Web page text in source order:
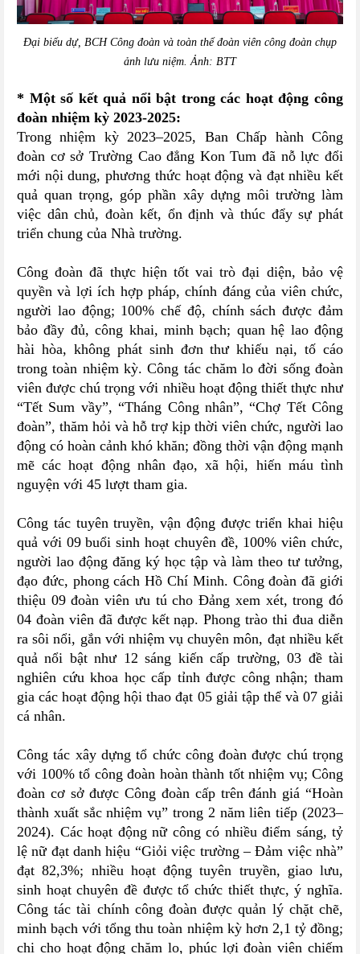
Đại biểu dự, BCH Công đoàn và toàn thể đoàn viên công đoàn chụp
ảnh lưu niệm. Ảnh: BTT
* Một số kết quả nổi bật trong các hoạt động công
đoàn nhiệm kỳ 2023-2025:
Trong nhiệm kỳ 2023–2025, Ban Chấp hành Công
đoàn cơ sở Trường Cao đẳng Kon Tum đã nỗ lực đổi
mới nội dung, phương thức hoạt động và đạt nhiều kết
quả quan trọng, góp phần xây dựng môi trường làm
việc dân chủ, đoàn kết, ổn định và thúc đẩy sự phát
triển chung của Nhà trường.
Công đoàn đã thực hiện tốt vai trò đại diện, bảo vệ
quyền và lợi ích hợp pháp, chính đáng của viên chức,
người lao động; 100% chế độ, chính sách được đảm
bảo đầy đủ, công khai, minh bạch; quan hệ lao động
hài hòa, không phát sinh đơn thư khiếu nại, tố cáo
trong toàn nhiệm kỳ. Công tác chăm lo đời sống đoàn
viên được chú trọng với nhiều hoạt động thiết thực như
“Tết Sum vầy”, “Tháng Công nhân”, “Chợ Tết Công
đoàn”, thăm hỏi và hỗ trợ kịp thời viên chức, người lao
động có hoàn cảnh khó khăn; đồng thời vận động mạnh
mẽ các hoạt động nhân đạo, xã hội, hiến máu tình
nguyện với 45 lượt tham gia.
Công tác tuyên truyền, vận động được triển khai hiệu
quả với 09 buổi sinh hoạt chuyên đề, 100% viên chức,
người lao động đăng ký học tập và làm theo tư tưởng,
đạo đức, phong cách Hồ Chí Minh. Công đoàn đã giới
thiệu 09 đoàn viên ưu tú cho Đảng xem xét, trong đó
04 đoàn viên đã được kết nạp. Phong trào thi đua diễn
ra sôi nổi, gắn với nhiệm vụ chuyên môn, đạt nhiều kết
quả nổi bật như 12 sáng kiến cấp trường, 03 đề tài
nghiên cứu khoa học cấp tỉnh được công nhận; tham
gia các hoạt động hội thao đạt 05 giải tập thể và 07 giải
cá nhân.
Công tác xây dựng tổ chức công đoàn được chú trọng
với 100% tổ công đoàn hoàn thành tốt nhiệm vụ; Công
đoàn cơ sở được Công đoàn cấp trên đánh giá “Hoàn
thành xuất sắc nhiệm vụ” trong 2 năm liên tiếp (2023–
2024). Các hoạt động nữ công có nhiều điểm sáng, tỷ
lệ nữ đạt danh hiệu “Giỏi việc trường – Đảm việc nhà”
đạt 82,3%; nhiều hoạt động tuyên truyền, giao lưu,
sinh hoạt chuyên đề được tổ chức thiết thực, ý nghĩa.
Công tác tài chính công đoàn được quản lý chặt chẽ,
minh bạch với tổng thu toàn nhiệm kỳ hơn 2,1 tỷ đồng;
chi cho hoạt động chăm lo, phúc lợi đoàn viên chiếm